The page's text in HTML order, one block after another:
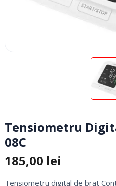
Tensiometru
08C
185,00 lei
Tensiometru digital de brat